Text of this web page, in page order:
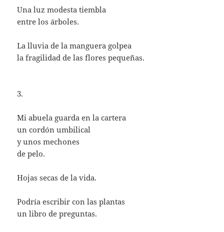
Una luz modesta tiembla
entre los árboles.
La lluvia de la manguera golpea
la fragilidad de las flores pequeñas.
3.
Mi abuela guarda en la cartera
un cordón umbilical
y unos mechones
de pelo.
Hojas secas de la vida.
Podría escribir con las plantas
un libro de preguntas.